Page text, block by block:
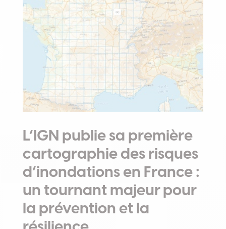
L’IGN publie sa première
cartographie des risques
d’inondations en France :
un tournant majeur pour
la prévention et la